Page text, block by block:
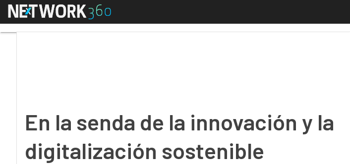
Menú
En la senda de la innovación y la
digitalización sostenible